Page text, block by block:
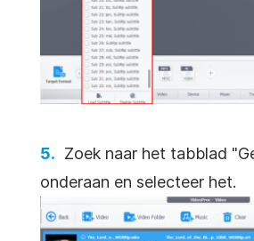
Zoek naar het tabblad
onderaan en selecteer het.